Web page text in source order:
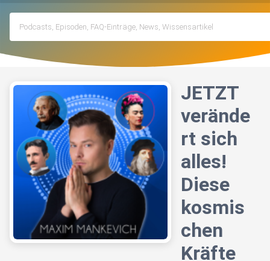
JETZT
verände
rt sich
alles!
Diese
kosmis
chen
Kräfte